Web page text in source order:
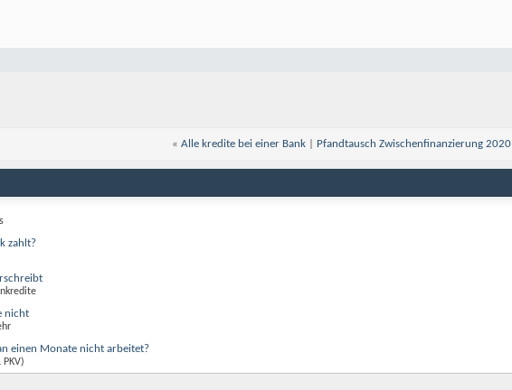
« Alle kredite bei einer Bank| Pfandtausch Zwischenfinanzierung 2020
zahlt?
nicht
einen Monate nicht arbeitet?